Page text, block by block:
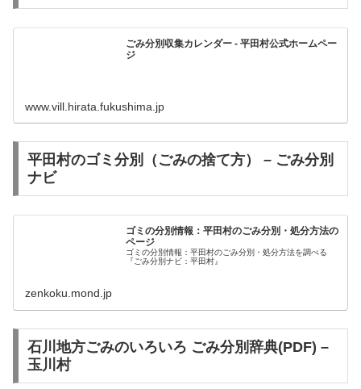
ごみ分別収集カレンダー - 平田村公式ホームペー
ジ
www.vill.hirata.fukushima.jp
平田村のゴミ分別（ごみの捨て方） – ごみ分別
ナビ
ゴミの分別情報：平田村のごみ分別・処分方法の
ページ
ゴミの分別情報：平田村のごみ分別・処分方法を調べる
『ごみ分別ナビ：平田村』
zenkoku.mond.jp
石川地方ごみのいろいろ ごみ分別辞典(PDF) –
玉川村